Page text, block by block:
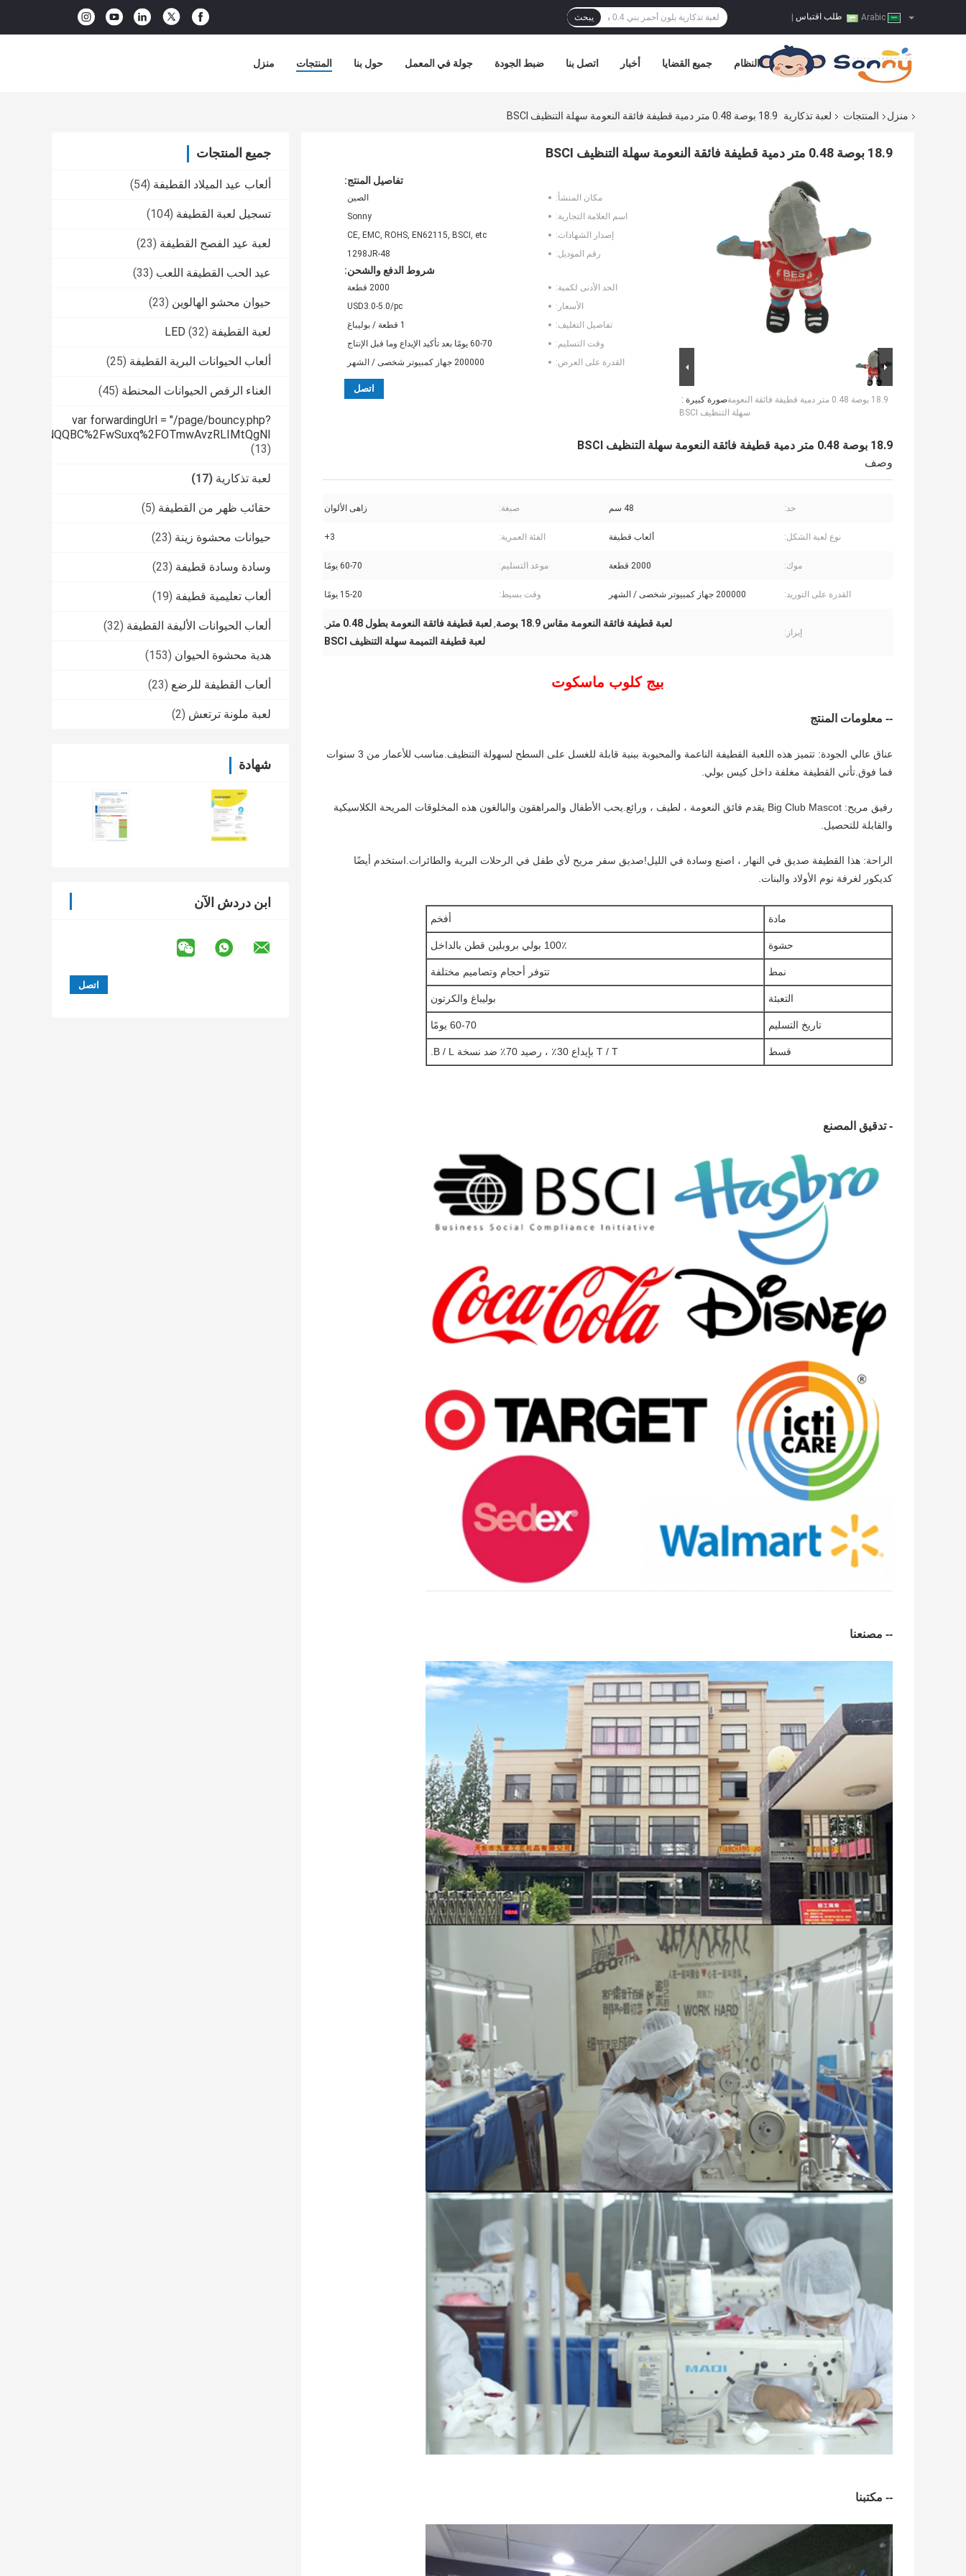
طلب اقتباس يبحث
منزل المنتجات حول بنا جولة في المعمل ضبط الجودة اتصل بنا أخبار جميع القضايا النظام
منزل المنتجات لعبة تذكارية 18.9 بوصة 0.48 متر دمية قطيفة فائقة النعومة سهلة التنظيف BSCI
جميع المنتجات
ألعاب عيد الميلاد القطيفة (54)
تسجيل لعبة القطيفة (104)
لعبة عيد الفصح القطيفة (23)
عيد الحب القطيفة اللعب (33)
حيوان محشو الهالوين (23)
لعبة القطيفة LED (32)
ألعاب الحيوانات البرية القطيفة (25)
الغناء الرقص الحيوانات المحنطة (45)
var forwardingUrl = "/page/bouncy.php?
(13)
لعبة تذكارية (17)
حقائب ظهر من القطيفة (5)
حيوانات محشوة زينة (23)
وسادة وسادة قطيفة (23)
ألعاب تعليمية قطيفة (19)
ألعاب الحيوانات الأليفة القطيفة (32)
هدية محشوة الحيوان (153)
ألعاب القطيفة للرضع (23)
لعبة ملونة ترتعش (2)
شهادة
ابن دردش الآن
18.9 بوصة 0.48 متر دمية قطيفة فائقة النعومة سهلة التنظيف BSCI
صورة كبيرة :18.9 بوصة 0.48 متر دمية قطيفة فائقة النعومة
سهلة التنظيف BSCI
تفاصيل المنتج:
مكان المنشأ:
الصين
اسم العلامة التجارية:
Sonny
إصدار الشهادات:
CE, EMC, ROHS, EN62115, BSCI, etc
رقم الموديل:
1298JR-48
شروط الدفع والشحن:
الحد الأدنى لكمية:
2000 قطعة
الأسعار:
USD3.0-5.0/pc
تفاصيل التغليف:
1 قطعة / بوليباغ
وقت التسليم:
60-70 يومًا بعد تأكيد الإيداع وما قبل الإنتاج
القدرة على العرض:
200000 جهاز كمبيوتر شخصى / الشهر
اتصل
18.9 بوصة 0.48 متر دمية قطيفة فائقة النعومة سهلة التنظيف BSCI
وصف
حد: 48 سم صبغة: زاهى الألوان
نوع لعبة الشكل: ألعاب قطيفة الفئة العمرية: 3+
موك: 2000 قطعة موعد التسليم: 60-70 يومًا
القدرة على التوريد: 200000 جهاز كمبيوتر شخصى / الشهر وقت بسيط: 15-20 يومًا
إبراز:
لعبة قطيفة فائقة النعومة مقاس 18.9 بوصة , لعبة قطيفة فائقة النعومة بطول 0.48 متر ,
لعبة قطيفة التميمة سهلة التنظيف BSCI
بيج كلوب ماسكوت
-- معلومات المنتج
عناق عالي الجودة: تتميز هذه اللعبة القطيفة الناعمة والمحبوبة ببنية قابلة للغسل على السطح لسهولة التنظيف.مناسب للأعمار من 3 سنوات
فما فوق.تأتي القطيفة مغلفة داخل كيس بولي.
رفيق مريح: Big Club Mascot يقدم فائق النعومة ، لطيف ، ورائع.يحب الأطفال والمراهقون والبالغون هذه المخلوقات المريحة الكلاسيكية
والقابلة للتحصيل.
الراحة: هذا القطيفة صديق في النهار ، اصنع وسادة في الليل!صديق سفر مريح لأي طفل في الرحلات البرية والطائرات.استخدم أيضًا
كديكور لغرفة نوم الأولاد والبنات.
مادة أفخم
حشوة 100٪ بولي بروبلين قطن بالداخل
نمط تتوفر أحجام وتصاميم مختلفة
التعبئة بوليباغ والكرتون
تاريخ التسليم 60-70 يومًا
قسط T / T بإيداع 30٪ ، رصيد 70٪ ضد نسخة B / L.
- تدقيق المصنع
-- مصنعنا
-- مكتبنا